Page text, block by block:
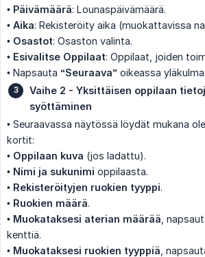
• Päivämäärä: Lounaspäivämäärä.
• Aika: Rekisteröity aika (muokattavissa
• Osastot: Osaston valinta.
• Esivalitse Oppilaat: Oppilaat, joiden
• Napsauta “Seuraava” oikeassa
Vaihe 2 - Yksittäisen oppilaan
syöttäminen
• Seuraavassa näytössä löydät mukana
kortit:
• Oppilaan kuva (jos ladattu).
• Nimi ja sukunimi oppilaasta.
• Rekisteröityjen ruokien tyyppi.
• Ruokien määrä.
• Muokataksesi aterian määrää ,
kenttiä.
• Muokataksesi ruokien tyyppiä ,